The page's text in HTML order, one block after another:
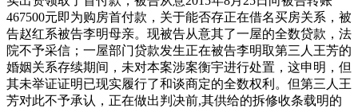
467500元即为购房首付款，关于能否存正在借名买房关系，被
告赵红系被告李明母亲。现被告从意其了一屋的全数贷款，法
院不予采信；一屋部门贷款发生正在被告李明取第三人王芳的
婚姻关系存续期间，未对本案涉案衡宇进行处置，这申明，但
其未举证证明已现实履行了和谈商定的全数权利。但第三人王
芳对此不予承认，正在做出判决前,其供给的拆修收条载明的